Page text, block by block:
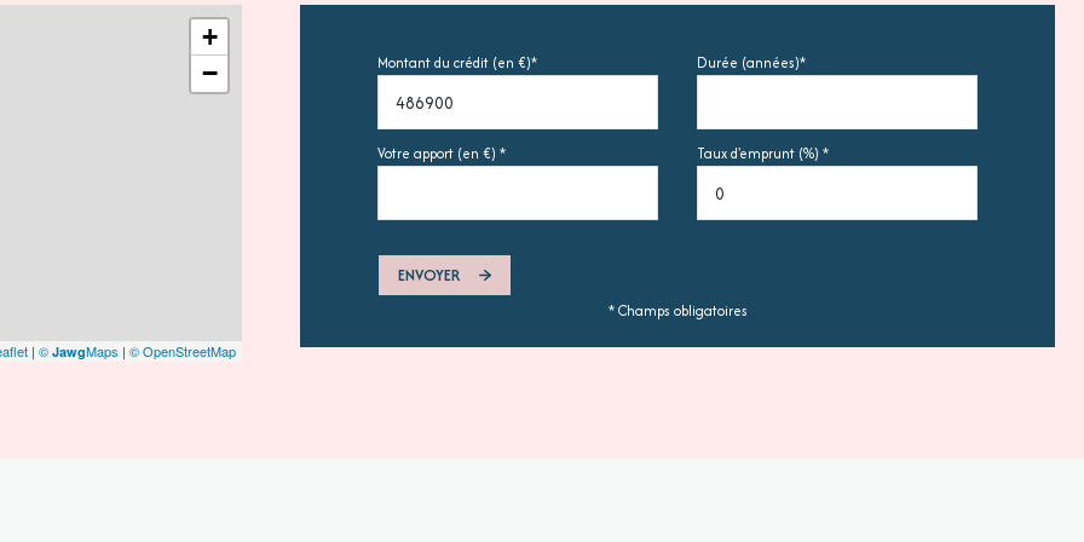
+
−
| © JawgMaps | © OpenStreetMap
Montant du crédit (en €)* Durée (années)*
Votre apport (en €) * Taux d'emprunt (%) *
ENVOYER
* Champs obligatoires